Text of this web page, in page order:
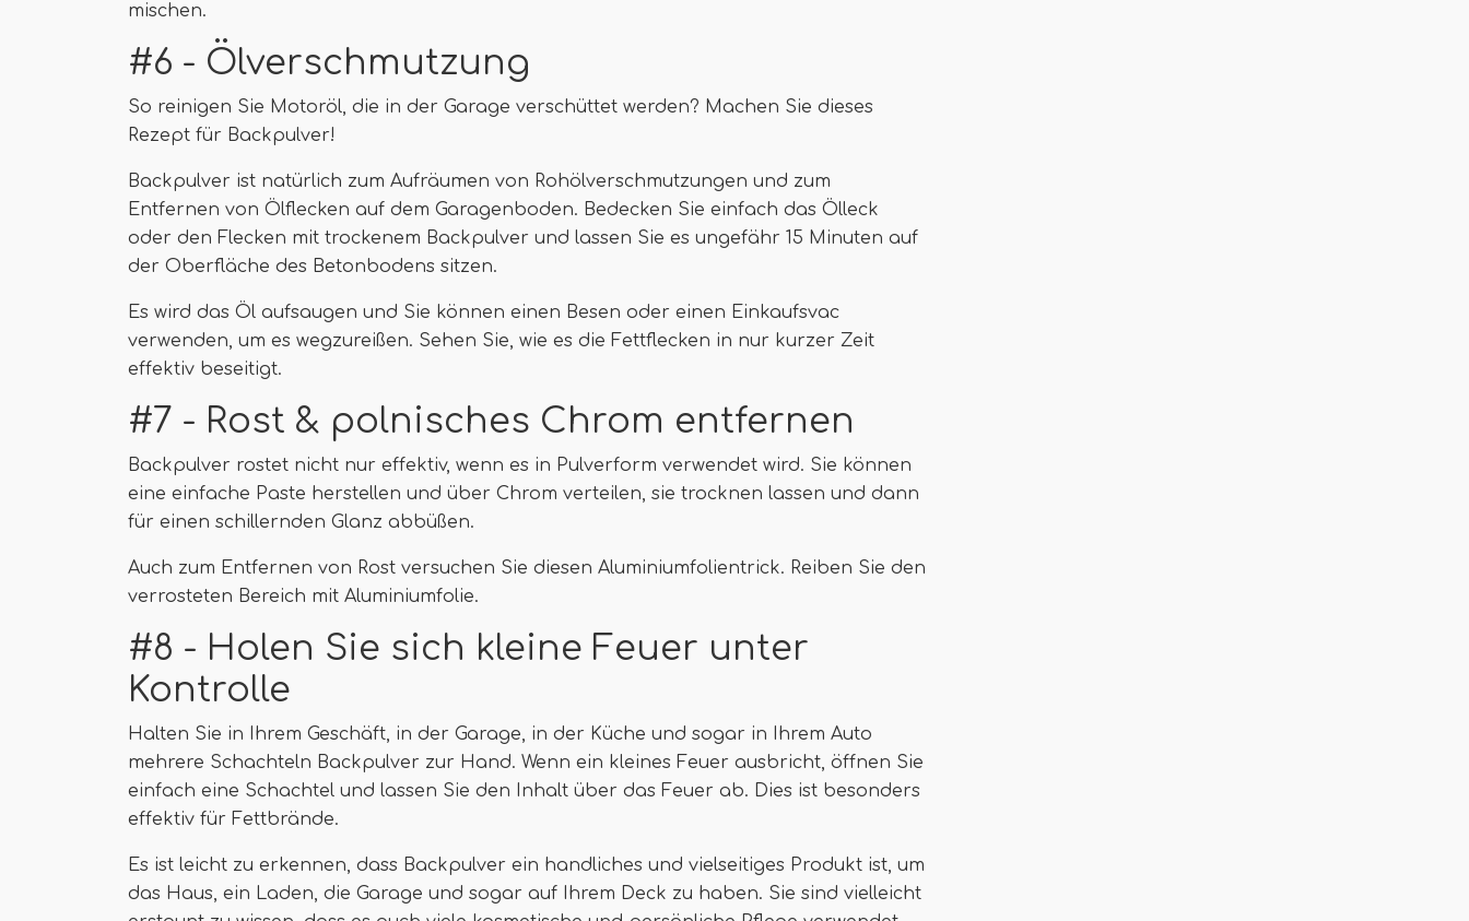
mischen.
#6 - Ölverschmutzung
So reinigen Sie Motoröl, die in der Garage verschüttet werden? Machen Sie dieses
Rezept für Backpulver!
Backpulver ist natürlich zum Aufräumen von Rohölverschmutzungen und zum
Entfernen von Ölflecken auf dem Garagenboden. Bedecken Sie einfach das Ölleck
oder den Flecken mit trockenem Backpulver und lassen Sie es ungefähr 15 Minuten auf
der Oberfläche des Betonbodens sitzen.
Es wird das Öl aufsaugen und Sie können einen Besen oder einen Einkaufsvac
verwenden, um es wegzureißen. Sehen Sie, wie es die Fettflecken in nur kurzer Zeit
effektiv beseitigt.
#7 - Rost & polnisches Chrom entfernen
Backpulver rostet nicht nur effektiv, wenn es in Pulverform verwendet wird. Sie können
eine einfache Paste herstellen und über Chrom verteilen, sie trocknen lassen und dann
für einen schillernden Glanz abbüßen.
Auch zum Entfernen von Rost versuchen Sie diesen Aluminiumfolientrick. Reiben Sie den
verrosteten Bereich mit Aluminiumfolie.
#8 - Holen Sie sich kleine Feuer unter
Kontrolle
Halten Sie in Ihrem Geschäft, in der Garage, in der Küche und sogar in Ihrem Auto
mehrere Schachteln Backpulver zur Hand. Wenn ein kleines Feuer ausbricht, öffnen Sie
einfach eine Schachtel und lassen Sie den Inhalt über das Feuer ab. Dies ist besonders
effektiv für Fettbrände.
Es ist leicht zu erkennen, dass Backpulver ein handliches und vielseitiges Produkt ist, um
das Haus, ein Laden, die Garage und sogar auf Ihrem Deck zu haben. Sie sind vielleicht